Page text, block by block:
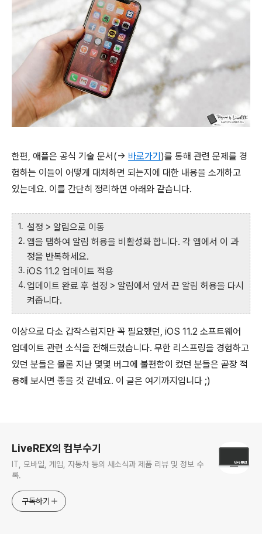
한편, 애플은 공식 기술 문서(→ 바로가기 )를 통해 관련 문제를 경
험하는 이들이 어떻게 대처하면 되는지에 대한 내용을 소개하고
있는데요. 이를 간단히 정리하면 아래와 같습니다.
설정 > 알림으로 이동
앱을 탭하여 알림 허용을 비활성화 합니다. 각 앱에서 이 과
정을 반복하세요.
iOS 11.2 업데이트 적용
업데이트 완료 후 설정 > 알림에서 앞서 끈 알림 허용을 다시
켜줍니다.
이상으로 다소 갑작스럽지만 꼭 필요했던, iOS 11.2 소프트웨어
업데이트 관련 소식을 전해드렸습니다. 무한 리스프링을 경험하고
있던 분들은 물론 지난 몇몇 버그에 불편함이 컸던 분들은 곧장 적
용해 보시면 좋을 것 같네요. 이 글은 여기까지입니다 ;)
LiveREX의 컴부수기
IT, 모바일, 게임, 자동차 등의 새소식과 제품 리뷰 및 정보 수
록.
구독하기